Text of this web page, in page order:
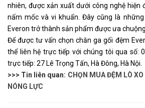
nhiên, được xản xuất dưới công nghệ hiện
nấm mốc và vi khuẩn. Đây cũng là
Everon trở thành sản phẩm được ưa
Để được tư vấn chọn chăn ga gối đệm
thể liên hệ trực tiếp với chúng tôi qua số:
trực tiếp: 27 Lê Trọng Tấn, Hà Đông, Hà Nội.
>>> Tin liên quan: CHỌN MUA ĐỆM LÒ
NÓNG LỰC